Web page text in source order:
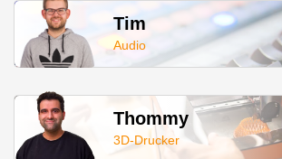
Tim
Audio
Thommy
3D-Drucker